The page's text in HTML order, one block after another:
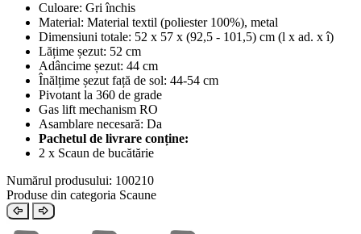
Culoare: Gri închis
Material: Material textil (poliester 100%), metal
Dimensiuni totale: 52 x 57 x (92,5 - 101,5) cm (l x ad. x î)
Lățime șezut: 52 cm
Adâncime șezut: 44 cm
Înălțime șezut față de sol: 44-54 cm
Pivotant la 360 de grade
Gas lift mechanism RO
Asamblare necesară: Da
Pachetul de livrare conține:
2 x Scaun de bucătărie
Numărul produsului: 100210
Produse din categoria Scaune